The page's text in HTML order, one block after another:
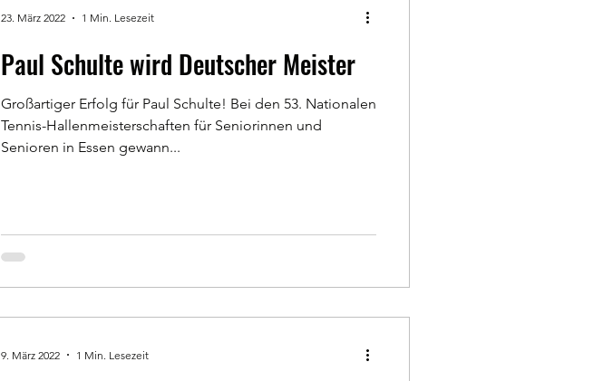
Paul Schulte wird Deutscher Meister
Großartiger Erfolg für Paul Schulte! Bei den 53. Nationalen
Tennis-Hallenmeisterschaften für Seniorinnen und
Senioren in Essen gewann...
23. März 2022 1 Min. Lesezeit
9. März 2022 1 Min. Lesezeit